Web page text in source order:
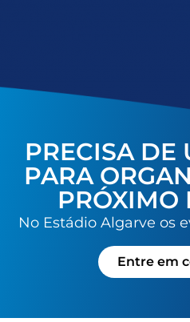
PRECISA DE
PARA
PRÓXIMO
No Estádio Algarve os
Entre em